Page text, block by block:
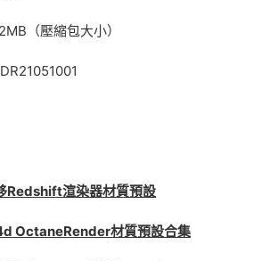
（壓縮包大小）
Redshift渲染器材質預設
OctaneRender材質預設合集